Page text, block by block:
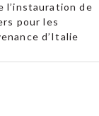
l’instauration de
pour les
d’Italie